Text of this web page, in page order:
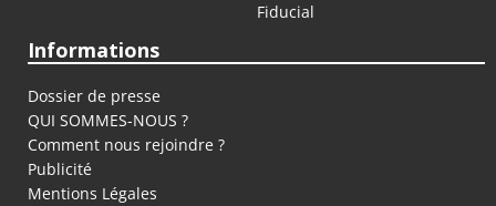
Fiducial
Informations
Dossier de presse
QUI SOMMES-NOUS ?
Comment nous rejoindre ?
Publicité
Mentions Légales